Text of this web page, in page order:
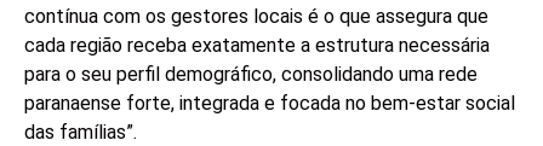
contínua com os gestores locais é o que assegura que
cada região receba exatamente a estrutura necessária
para o seu perfil demográfico, consolidando uma rede
paranaense forte, integrada e focada no bem-estar social
das famílias”.